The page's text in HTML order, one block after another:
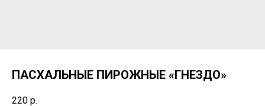
ПАСХАЛЬНЫЕ ПИРОЖНЫЕ «ГНЕЗДО»
220 р.